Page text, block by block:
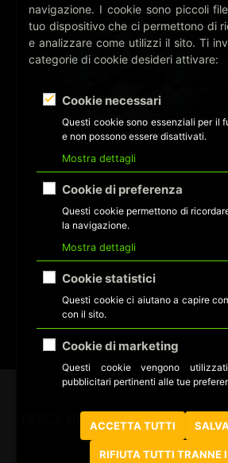
CERCA NEL SITO
navigazione. I cookie sono piccoli
tuo dispositivo che ci permettono di
e analizzare come utilizzi il sito. Ti
categorie di cookie desideri attivare:
Cookie necessari
Questi cookie sono essenziali per il
e non possono essere disattivati.
Mostra dettagli
Cookie di preferenza
Questi cookie permettono di
la navigazione.
Mostra dettagli
Cookie statistici
Questi cookie ci aiutano a capire
con il sito.
Cookie di marketing
Questi cookie vengono
pubblicitari pertinenti alle tue
ACCETTA TUTTI
RIFIUTA TUTTI TRANNE